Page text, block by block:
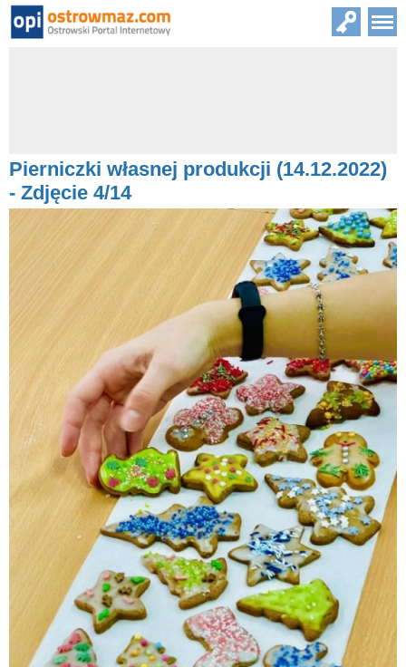
Pierniczki własnej produkcji (14.12.2022)
- Zdjęcie 4/14